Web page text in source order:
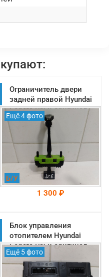
Ограничитель двери
задней правой Hyundai
Sonata DN 8 оригинал
2019-2025
(77990L1000)
Ещё 4 фото
Б/У
1 300 ₽
На складе: Раменское
-->
Блок управления
отопителем Hyundai
Sonata DN 8 оригинал
2019-2025
(97255L1091)
Ещё 5 фото